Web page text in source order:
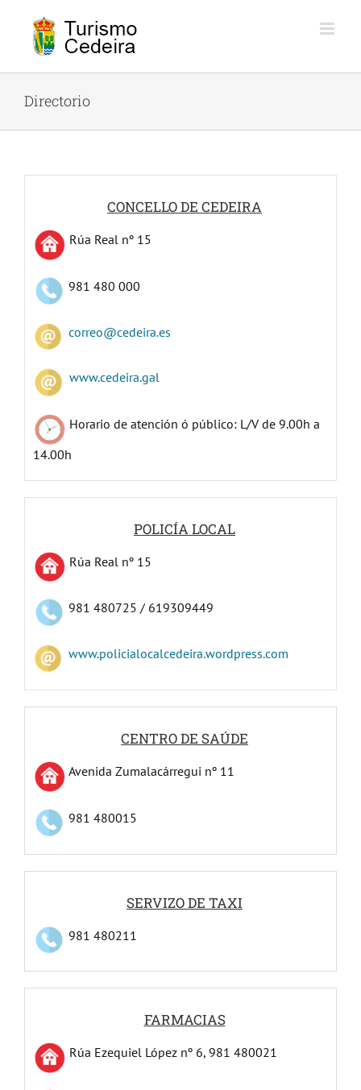
content
Directorio
CONCELLO DE CEDEIRA
Rúa Real nº 15
981 480 000
correo@cedeira.es
www.cedeira.gal
Horario de atención ó público: L/V de 9.00h a
14.00h
POLICÍA LOCAL
Rúa Real nº 15
981 480725 / 619309449
www.policialocalcedeira.wordpress.com
CENTRO DE SAÚDE
Avenida Zumalacárregui nº 11
981 480015
SERVIZO DE TAXI
981 480211
FARMACIAS
Rúa Ezequiel López nº 6, 981 480021